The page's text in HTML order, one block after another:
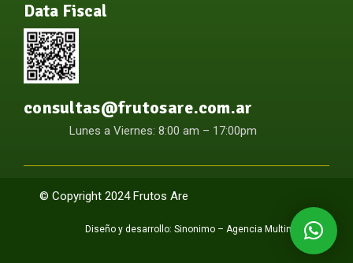
Data Fiscal
consultas@frutosare.com.ar
Lunes a Viernes: 8:00 am – 17:00pm
© Copyright 2024 Frutos Are
Diseño y desarrollo: Sinonimo – Agencia Multimedia